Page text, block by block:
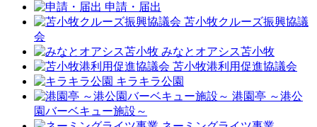
申請・届出
苫小牧クルーズ振興協議
会
みなとオアシス苫小牧
苫小牧港利用促進協議会
キラキラ公園
港園亭 ～港公
園バーベキュー施設～